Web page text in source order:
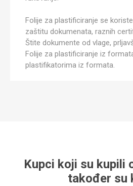
Folije za plastificiranje se
zaštitu dokumenata, raznih
Štite dokumente od vlage,
Folije za plastificiranje iz
plastifikatorima iz formata.
Kupci koji su kupili
također su